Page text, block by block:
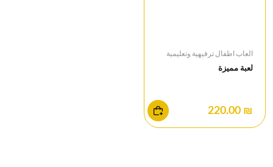
العاب اطفال ترفيهية وتعليمية
لعبة مميزة
₪ 220.00